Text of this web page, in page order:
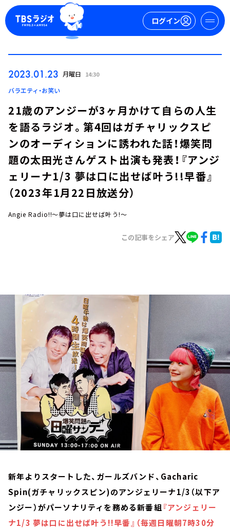
ログイン
ログイン
今日の番組表
週間番組表
トピックス
2023.01.23 月曜日 14:30
バラエティ・お笑い
21歳のアンジーが3ヶ月かけて自らの人生
を語るラジオ。第4回はガチャリックスピ
ンのオーディションに誘われた話！爆笑問
題の太田光さんゲスト出演も発表！『アンジ
ェリーナ1/3 夢は口に出せば叶う!!早番』
（2023年1月22日放送分）
Angie Radio!!～夢は口に出せば叶う!～
この記事をシェア
新年よりスタートした、ガールズバンド、Gacharic
Spin(ガチャリックスピン)のアンジェリーナ1/3（以下ア
ンジー）がパーソナリティを務める新番組『アンジェリー
ナ1/3 夢は口に出せば叶う!!早番』（毎週日曜朝7時30分